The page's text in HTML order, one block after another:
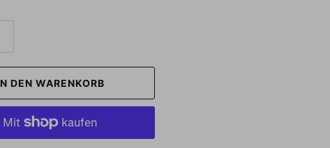
DEN WARENKORB